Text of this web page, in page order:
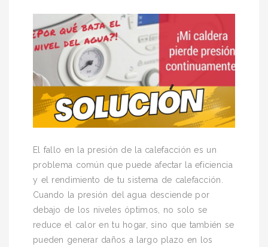
El fallo en la presión de la calefacción es un
problema común que puede afectar la eficiencia
y el rendimiento de tu sistema de calefacción.
Cuando la presión del agua desciende por
debajo de los niveles óptimos, no solo se
reduce el calor en tu hogar, sino que también se
pueden generar daños a largo plazo en los